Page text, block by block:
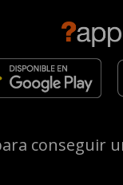
conseguir